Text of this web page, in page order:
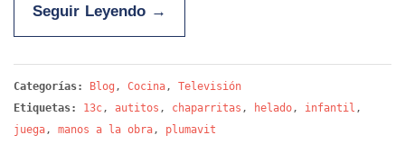
Seguir Leyendo →
Categorías: Blog , Cocina , Televisión
Etiquetas:
13c , autitos , chaparritas , helado , infantil ,
juega , manos a la obra , plumavit